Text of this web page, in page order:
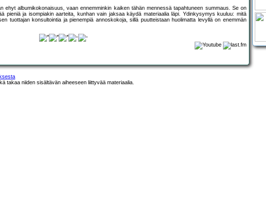
ehyt albumikokonaisuus, vaan ennemminkin kaiken tähän mennessä tapahtuneen summaus. Se on
pieniä ja isompiakin aarteita, kunhan vain jaksaa käydä materiaalia läpi. Ydinkysymys kuuluu: mitä
tuottajan konsultointia ja pienempiä annoskokoja, sillä puutteistaan huolimatta levyllä on enemmän
takaa niiden sisältävän aiheeseen liittyvää materiaalia.